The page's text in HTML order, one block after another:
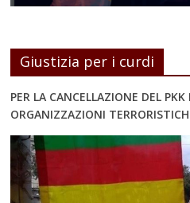
Giustizia per i curdi
PER LA CANCELLAZIONE DEL
ORGANIZZAZIONI